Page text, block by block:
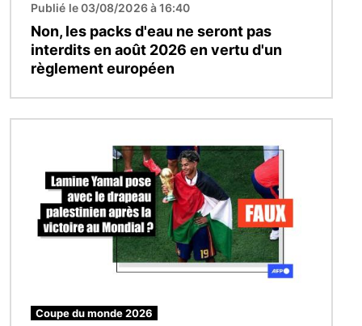
Publié le 03/08/2026 à 16:40
Non, les packs d'eau ne seront pas
interdits en août 2026 en vertu d'un
règlement européen
Coupe du monde 2026